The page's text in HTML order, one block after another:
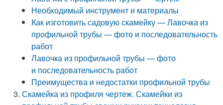
Необходимый инструмент и материалы
Как изготовить садовую скамейку — Лавочка из
профильной трубы — фото и последовательность
работ
Лавочка из профильной трубы — фото
и последовательность работ
Преимущества и недостатки профильной трубы
Скамейка из профиля чертеж. Скамейки из